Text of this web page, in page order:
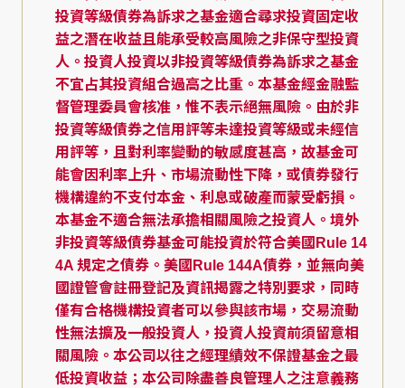
投資等級債券為訴求之基金適合尋求投資固定收
益之潛在收益且能承受較高風險之非保守型投資
人。投資人投資以非投資等級債券為訴求之基金
不宜占其投資組合過高之比重。本基金經金融監
督管理委員會核准，惟不表示絕無風險。由於非
投資等級債券之信用評等未達投資等級或未經信
用評等，且對利率變動的敏感度甚高，故基金可
能會因利率上升、市場流動性下降，或債券發行
機構違約不支付本金、利息或破產而蒙受虧損。
本基金不適合無法承擔相關風險之投資人。境外
非投資等級債券基金可能投資於符合美國Rule 14
4A 規定之債券。美國Rule 144A債券，並無向美
國證管會註冊登記及資訊揭露之特別要求，同時
僅有合格機構投資者可以參與該市場，交易流動
性無法擴及一般投資人，投資人投資前須留意相
關風險。本公司以往之經理績效不保證基金之最
低投資收益；本公司除盡善良管理人之注意義務